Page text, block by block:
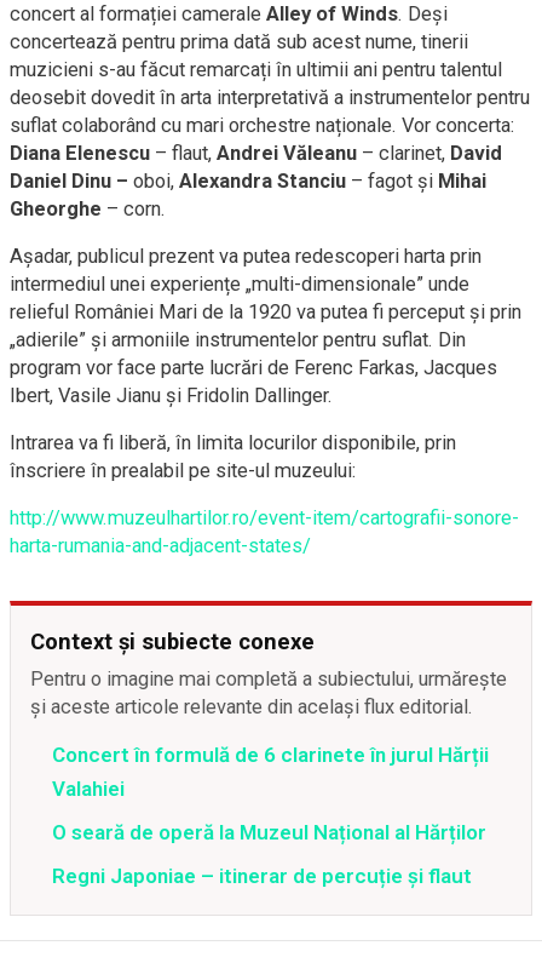
concert al formației camerale Alley of Winds. Deși
concertează pentru prima dată sub acest nume, tinerii
muzicieni s-au făcut remarcați în ultimii ani pentru talentul
deosebit dovedit în arta interpretativă a instrumentelor pentru
suflat colaborând cu mari orchestre naționale. Vor concerta:
Diana Elenescu – flaut, Andrei Văleanu – clarinet, David
Daniel Dinu – oboi, Alexandra Stanciu – fagot și Mihai
Gheorghe – corn.
Așadar, publicul prezent va putea redescoperi harta prin
intermediul unei experiențe „multi-dimensionale” unde
relieful României Mari de la 1920 va putea fi perceput și prin
„adierile” și armoniile instrumentelor pentru suflat. Din
program vor face parte lucrări de Ferenc Farkas, Jacques
Ibert, Vasile Jianu și Fridolin Dallinger.
Intrarea va fi liberă, în limita locurilor disponibile, prin
înscriere în prealabil pe site-ul muzeului:
http://www.muzeulhartilor.ro/event-item/cartografii-sonore-
harta-rumania-and-adjacent-states/
Context și subiecte conexe
Pentru o imagine mai completă a subiectului, urmărește
și aceste articole relevante din același flux editorial.
Concert în formulă de 6 clarinete în jurul Hărții
Valahiei
O seară de operă la Muzeul Național al Hărților
Regni Japoniae – itinerar de percuție și flaut